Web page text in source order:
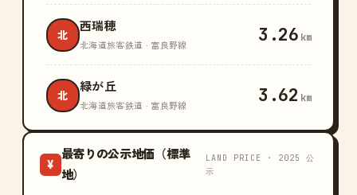
北
西瑞穂
北海道旅客鉄道 · 富良野線 3.26 km
北
緑が丘
北海道旅客鉄道 · 富良野線 3.62 km
¥
最寄りの公示地価（標準
地）
LAND PRICE · 2025 公
示